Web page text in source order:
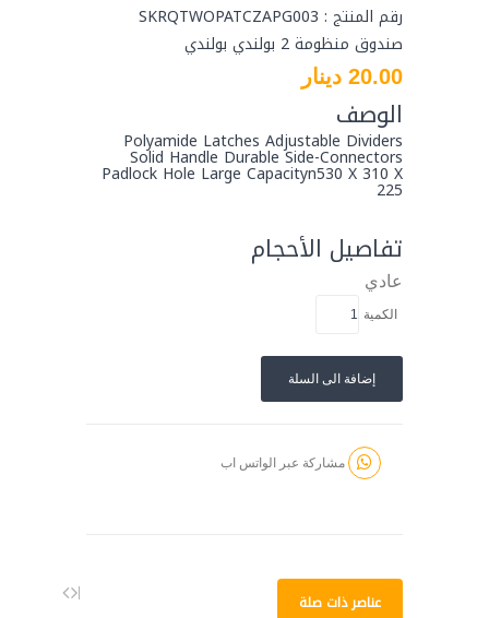
رقم المنتج : SKRQTWOPATCZAPG003
صندوق منظومة 2 بولندي بولندي
20.00 دينار
الوصف
Polyamide Latches Adjustable Dividers
Solid Handle Durable Side-Connectors
Padlock Hole Large Capacityn530 X 310 X
225
تفاصيل الأحجام
عادي
الكمية
إضافة الى السلة
مشاركة عبر الواتس اب
عناصر ذات صلة